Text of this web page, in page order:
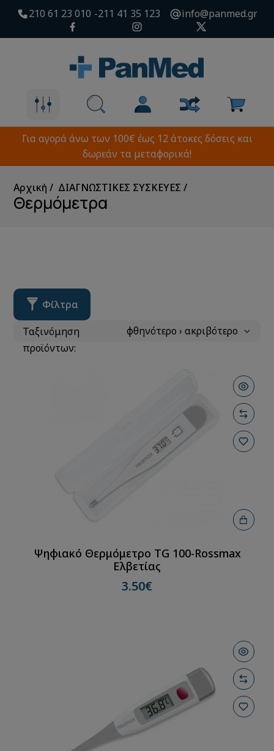
210 61 23 010 211 41 35 123 info@panmed.gr
Για αγορά άνω των 100€ έως 12 άτοκες δόσεις και
δωρεάν τα μεταφορικά!
Αρχική ΔΙΑΓΝΩΣΤΙΚΕΣ ΣΥΣΚΕΥΕΣ
Θερμόμετρα
Φίλτρα
Ταξινόμηση
προϊόντων:
Ψηφιακό Θερμόμετρο TG 100-Rossmax
Ελβετίας
3.50€